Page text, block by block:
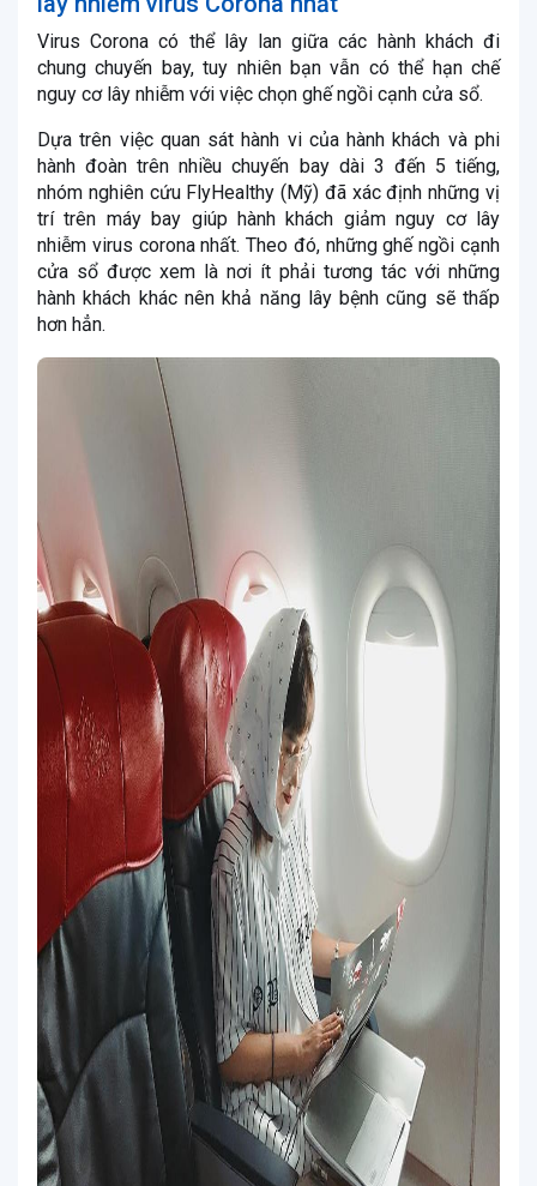
Virus Corona có thể lây lan giữa các hành khách đi
chung chuyến bay, tuy nhiên bạn vẫn có thể hạn chế
nguy cơ lây nhiễm với việc chọn ghế ngồi cạnh cửa sổ.
Dựa trên việc quan sát hành vi của hành khách và phi
hành đoàn trên nhiều chuyến bay dài 3 đến 5 tiếng,
nhóm nghiên cứu FlyHealthy (Mỹ) đã xác định những vị
trí trên máy bay giúp hành khách giảm nguy cơ lây
nhiễm virus corona nhất. Theo đó, những ghế ngồi cạnh
cửa sổ được xem là nơi ít phải tương tác với những
hành khách khác nên khả năng lây bệnh cũng sẽ thấp
hơn hẳn.